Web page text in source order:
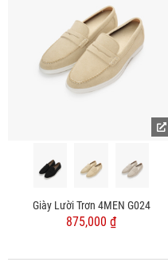
Giày Lười Trơn 4MEN G024
875,000 ₫